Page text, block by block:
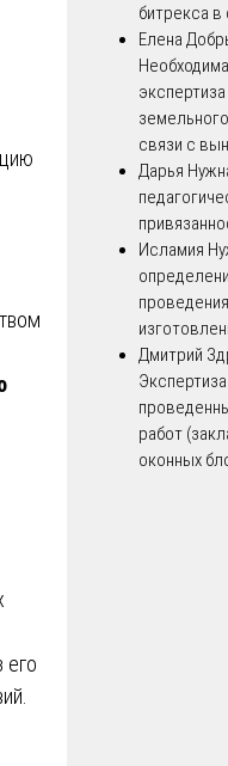
его
битрекса
Елена
связи с
Дарья
Исламия
Дмитрий
работ
оконных